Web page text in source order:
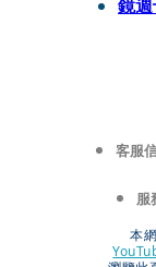
鏡
客服
服
本